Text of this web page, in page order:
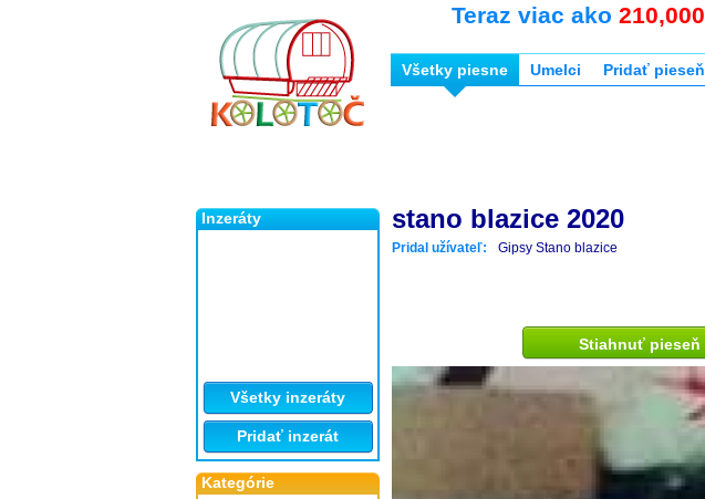
Inzeráty
Všetky inzeráty
Pridať inzerát
Kategórie
Teraz viac ako 210,000
Všetky piesne Umelci Pridať pieseň
stano blazice 2020
Pridal užívateľ: Gipsy Stano blazice
Stiahnuť pieseň